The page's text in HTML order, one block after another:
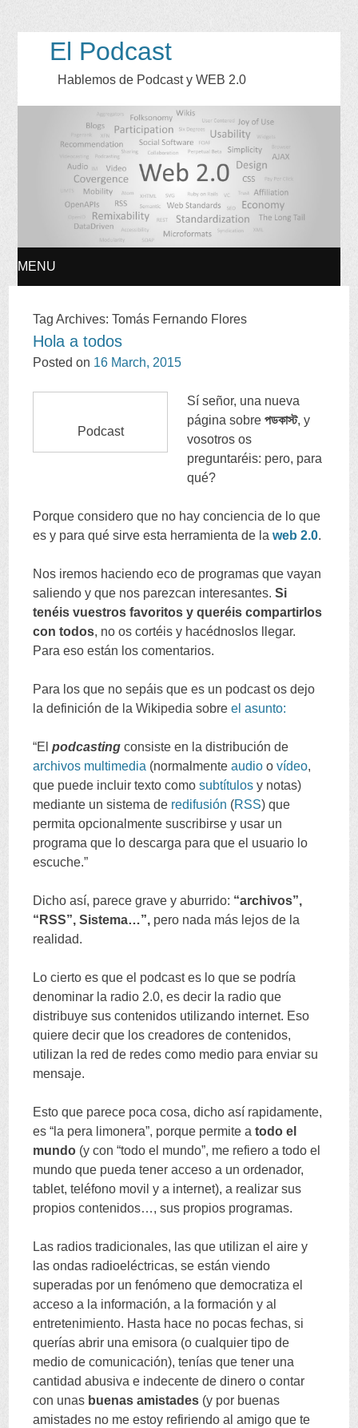
El Podcast
Hablemos de Podcast y WEB 2.0
MENU
TO
Tag Archives:Tomás Fernando Flores
Hola a todos
Posted on 16 March, 2015
Podcast
Sí señor, una nueva
página sobre পডকাস্ট,y
vosotros os
preguntaréis: pero, para
qué?
Porque considero que no hay conciencia de lo que
es y para qué sirve esta herramienta de la web 2.0.
Nos iremos haciendo eco de programas que vayan
saliendo y que nos parezcan interesantes.Si
tenéis vuestros favoritos y queréis compartirlos
con todos, no os cortéis y hacédnoslos llegar.
Para eso están los comentarios.
Para los que no sepáis que es un podcast os dejo
la definición de la Wikipedia sobre el asunto:
“El podcasting consiste en la distribución de
archivos multimedia (normalmente audio o vídeo,
que puede incluir texto como subtítulos y notas)
mediante un sistema de redifusión (RSS)que
permita opcionalmente suscribirse y usar un
programa que lo descarga para que el usuario lo
escuche.”
Dicho así, parece grave y aburrido: “archivos”,
“ RSS”,Sistema…”, pero nada más lejos de la
realidad.
Lo cierto es que el podcast es lo que se podría
denominar la radio 2.0,es decir la radio que
distribuye sus contenidos utilizando internet. Eso
quiere decir que los creadores de contenidos,
utilizan la red de redes como medio para enviar su
mensaje.
Esto que parece poca cosa,dicho así rapidamente,
es “ la pera limonera”, porque permite a todo el
mundo (y con “todo el mundo”, me refiero a todo el
mundo que pueda tener acceso a un ordenador,
tablet,teléfono movil y a internet),a realizar sus
propios contenidos…,sus propios programas.
Las radios tradicionales, las que utilizan el aire y
las ondas radioeléctricas,se están viendo
superadas por un fenómeno que democratiza el
acceso a la información,a la formación y al
entretenimiento. Hasta hace no pocas fechas,si
querías abrir una emisora (o cualquier tipo de
medio de comunicación),tenías que tener una
cantidad abusiva e indecente de dinero o contar
con unas buenas amistades (y por buenas
amistades no me estoy refiriendo al amigo que te